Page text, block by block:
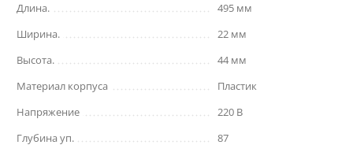
Длина.
495 мм
Ширина.
22 мм
Высота.
44 мм
Материал корпуса
Пластик
Напряжение
220 В
Глубина уп.
87